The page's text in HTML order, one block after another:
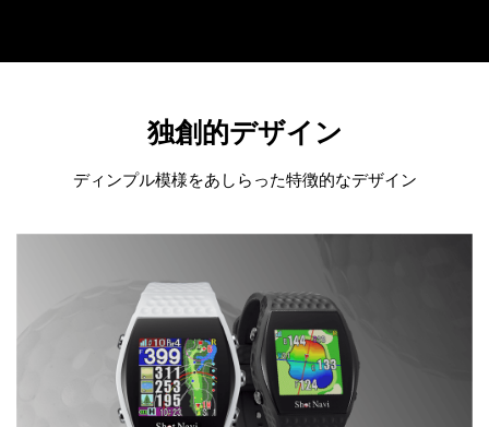
独創的デザイン
ディンプル模様をあしらった特徴的なデザイン